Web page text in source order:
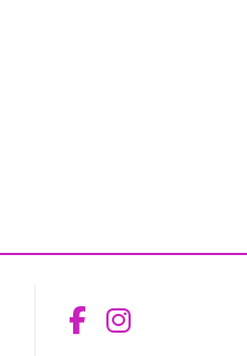
Aceder ao
Aceder